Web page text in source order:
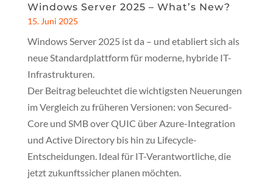
Windows Server 2025 – What’s New?
15. Juni 2025
Windows Server 2025 ist da – und etabliert sich als
neue Standardplattform für moderne, hybride IT-
Infrastrukturen.
Der Beitrag beleuchtet die wichtigsten Neuerungen
im Vergleich zu früheren Versionen: von Secured-
Core und SMB over QUIC über Azure-Integration
und Active Directory bis hin zu Lifecycle-
Entscheidungen. Ideal für IT-Verantwortliche, die
jetzt zukunftssicher planen möchten.